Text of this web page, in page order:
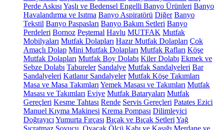
Perde Askısı Yaşlı ve Bedensel Engelli Banyo Ürünleri Banyo
Havalandırma ve Isıtma Banyo Aspiratörü Diğer Banyo
Tekstil Banyo Paspasları Banyo Bakım Setleri Banyo
Perdeleri Bornoz Peştemal Havlu MUTFAK Mutfak
Mobilyaları Mutfak Dolapları Hazır Mutfak Dolapları Çok
Amaçlı Dolap Mini Mutfak Dolapları Mutfak Rafları Köşe
Mutfak Dolapları Mutfak Boy Dolabı Kiler Dolabı Ekmek ve
Sebze Dolabı Tabureler Sandalye Mutfak Sandalyeleri Bar
Sandalyeleri Katlanır Sandalyeler Mutfak Köşe Takımları
Masa ve Masa Takımları Yemek Masası ve Takımları Mutfak
Masası ve Takımları Eviye Mutfak Bataryaları Mutfak
Gereçleri Kesme Tahtası Rende Servis Gereçleri Patates Ezici
Manuel Kıyma Makinesi Krema Pompası Dilimleyici
Doğrayıcı Yumurta Fırçası Bıçak ve Bıçak Setleri Yağ
Sıçratmaz Soyucu, Oyacak Ölçü Kabı ve Kaşığı Merdane ve